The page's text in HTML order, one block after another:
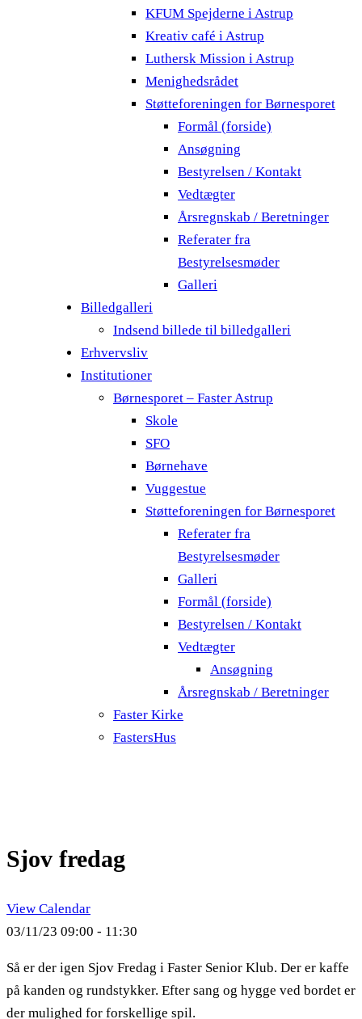
KFUM Spejderne i Astrup
Kreativ café i Astrup
Luthersk Mission i Astrup
Menighedsrådet
Støtteforeningen for Børnesporet
Formål (forside)
Ansøgning
Bestyrelsen / Kontakt
Vedtægter
Årsregnskab / Beretninger
Referater fra
Bestyrelsesmøder
Galleri
Billedgalleri
Indsend billede til billedgalleri
Erhvervsliv
Institutioner
Børnesporet – Faster Astrup
Skole
SFO
Børnehave
Vuggestue
Støtteforeningen for Børnesporet
Referater fra
Bestyrelsesmøder
Galleri
Formål (forside)
Bestyrelsen / Kontakt
Vedtægter
Ansøgning
Årsregnskab / Beretninger
Faster Kirke
FastersHus
Sjov fredag
View Calendar
03/11/23 09:00 - 11:30
Så er der igen Sjov Fredag i Faster Senior Klub. Der er kaffe
på kanden og rundstykker. Efter sang og hygge ved bordet er
der mulighed for forskellige spil.